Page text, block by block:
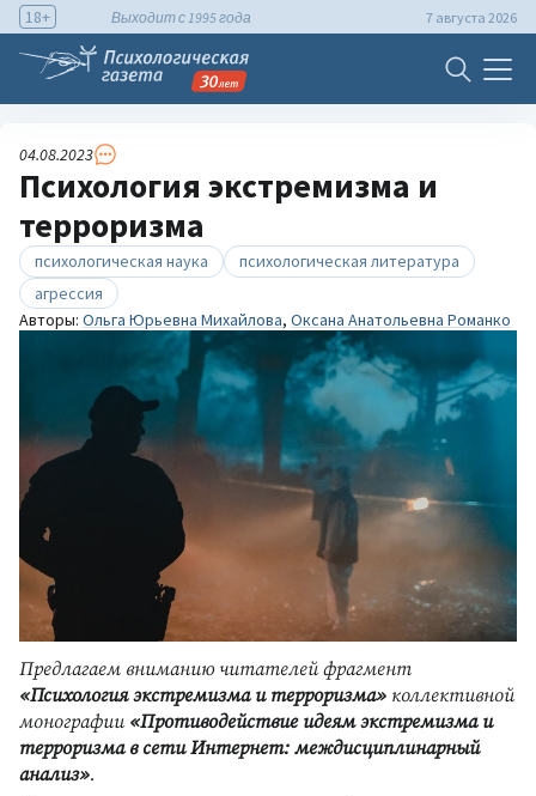
18+ Выходит с 1995 года 7 августа 2026
04.08.2023
Психология экстремизма и
терроризма
психологическая наука
психологическая литература
агрессия
Авторы: Ольга Юрьевна Михайлова, Оксана Анатольевна Романко
Предлагаем вниманию читателей фрагмент
«Психология экстремизма и терроризма» коллективной
монографии «Противодействие идеям экстремизма и
терроризма в сети Интернет: междисциплинарный
анализ».